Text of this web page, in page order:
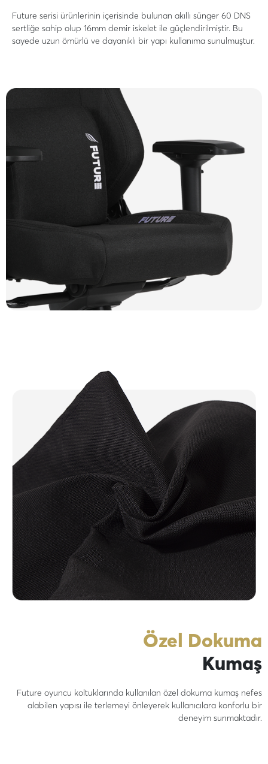
Future serisi ürünlerinin içerisinde bulunan akıllı sünger 60 DNS
sertliğe sahip olup 16mm demir iskelet ile güçlendirilmiştir. Bu
sayede uzun ömürlü ve dayanıklı bir yapı kullanıma sunulmuştur.
Özel Dokuma
Kumaş
Future oyuncu koltuklarında kullanılan özel dokuma kumaş nefes
alabilen yapısı ile terlemeyi önleyerek kullanıcılara konforlu bir
deneyim sunmaktadır.